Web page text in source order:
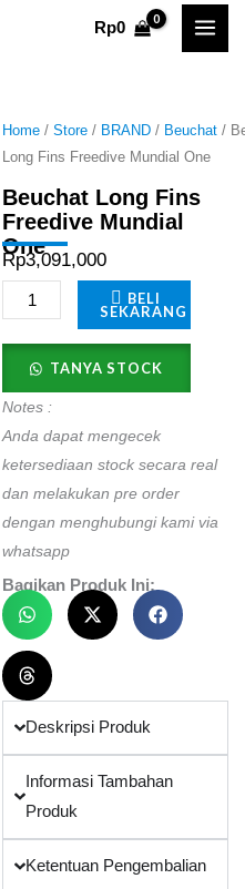
Rp0
Home /Store / BRAND / Beuchat /
Long Fins Freedive Mundial One
Beuchat Long Fins
Freedive Mundial
One
Rp3,091,000
Beuchat
Long
Mundial
One
quantity
BELI
SEKARANG
TANYA STOCK
Notes :
Anda dapat mengecek
ketersediaan stock secara real
dan melakukan pre order
dengan menghubungi kami via
whatsapp
Bagikan Produk Ini:
Deskripsi Produk
Informasi Tambahan
Produk
Ketentuan Pengembalian